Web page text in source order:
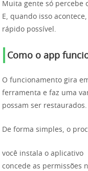
Muita gente só percebe
E, quando isso
rápido possível.
Como o app
O funcionamento gira
ferramenta e faz uma
possam ser restaurados.
De forma simples, o
você instala o aplicativo
concede as permissões